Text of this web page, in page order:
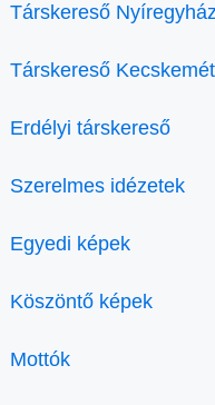
Társkereső
Társkereső Kecskemét
Erdélyi társkereső
Szerelmes idézetek
Egyedi képek
Köszöntő képek
Mottók